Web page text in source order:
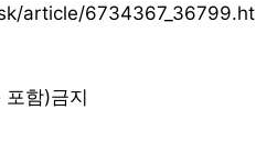
article/6734367_36799.ht
함)금지